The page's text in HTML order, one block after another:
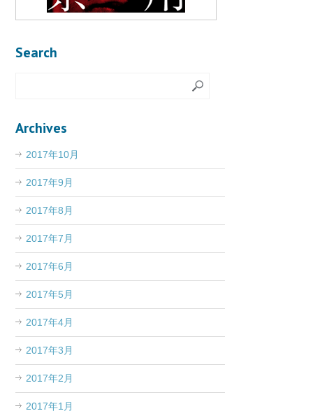
Search
Archives
2017年10月
2017年9月
2017年8月
2017年7月
2017年6月
2017年5月
2017年4月
2017年3月
2017年2月
2017年1月